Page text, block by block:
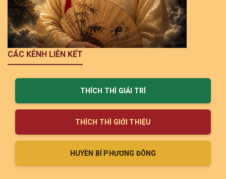
CÁC KÊNH LIÊN KẾT
THÍCH THÌ GIẢI TRÍ
THÍCH THÌ GIỚI THIỆU
HUYỀN BÍ PHƯƠNG ĐÔNG